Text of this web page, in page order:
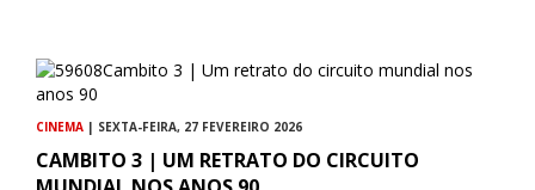
CINEMA | SEXTA-FEIRA, 27 FEVEREIRO 2026
CAMBITO 3 | UM RETRATO DO CIRCUITO